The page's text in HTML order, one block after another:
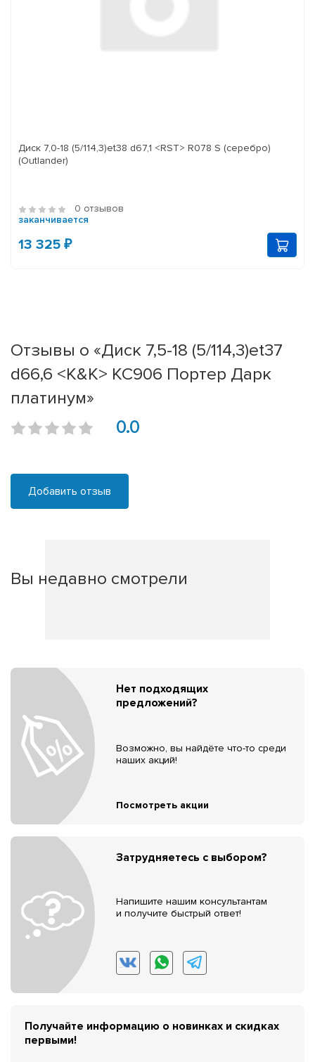
Диск 7,0-18 (5/114,3)et38 d67,1 <RST> R078 S (серебро)
(Outlander)
0 отзывов
заканчивается
13 325 ₽
Отзывы о «Диск 7,5-18 (5/114,3)et37
d66,6 <K&K> КС906 Портер Дарк
платинум»
0.0
Добавить отзыв
Вы недавно смотрели
Нет подходящих
предложений?
Возможно, вы найдёте что-то среди
наших акций!
Посмотреть акции
Затрудняетесь с выбором?
Напишите нашим консультантам
и получите быстрый ответ!
Получайте информацию о новинках и скидках
первыми!